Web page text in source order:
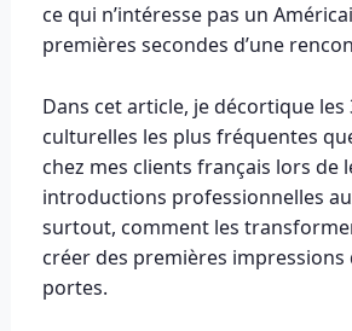
ce qui n’intéresse pas un
premières secondes d’une
Dans cet article, je décortique les
culturelles les plus fréquentes
chez mes clients français lors de
introductions professionnelles
surtout, comment les
créer des premières
portes.